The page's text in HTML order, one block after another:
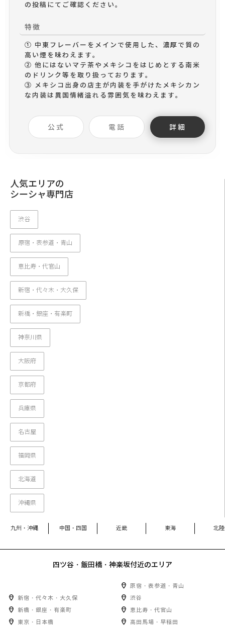
の投稿にてご確認ください。
特徴
① 中東フレーバーをメインで使用した、濃厚で質の
高い煙を味わえます。
② 他にはないマテ茶やメキシコをはじめとする南米
のドリンク等を取り扱っております。
③ メキシコ出身の店主が内装を手がけたメキシカン
な内装は異国情緒溢れる雰囲気を味わえます。
公式 電話 詳細
人気エリアの
シーシャ専門店
渋谷
原宿・表参道・青山
恵比寿・代官山
新宿・代々木・大久保
新橋・銀座・有楽町
神奈川県
大阪府
京都府
兵庫県
名古屋
福岡県
北海道
沖縄県
九州・沖縄 中国・四国 近畿 東海 北陸
四ツ谷・飯田橋・神楽坂付近のエリア
原宿・表参道・青山
新宿・代々木・大久保
渋谷
新橋・銀座・有楽町
恵比寿・代官山
東京・日本橋
高田馬場・早稲田